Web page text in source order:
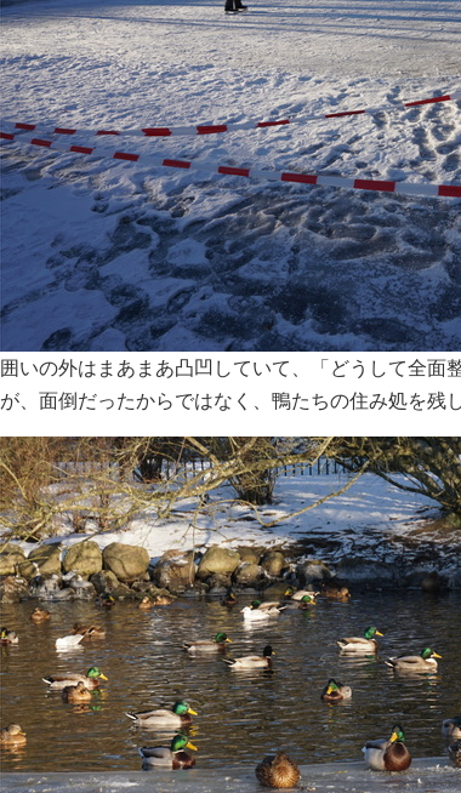
囲いの外はまあまあ凸凹していて、「どうして全面
が、面倒だったからではなく、鴨たちの住み処を残